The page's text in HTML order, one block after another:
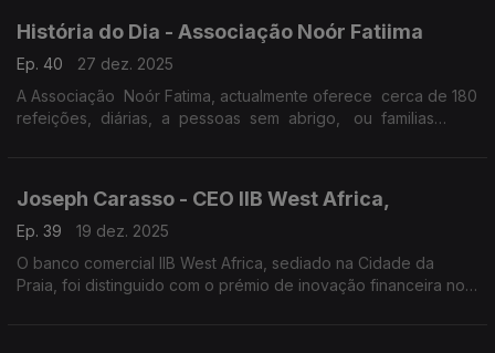
História do Dia - Associação Noór Fatiima
Ep. 40
27 dez. 2025
A Associação Noór Fatima, actualmente oferece cerca de 180
refeições, diárias, a pessoas sem abrigo, ou familias
Joseph Carasso - CEO IIB West Africa,
Ep. 39
19 dez. 2025
O banco comercial IIB West Africa, sediado na Cidade da
Praia, foi distinguido com o prémio de inovação financeira no